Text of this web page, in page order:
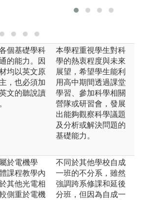
個基礎學科
的能力。因
均以英文原
，也必須加
文的聽說讀
本學程重視學生對科
學的熱衷程度與未來
展望，希望學生能利
用高中期間透過課堂
學習、參加科學相關
營隊或研習會，發展
出能夠觀察科學議題
及分析或解決問題的
基礎能力。
於電機學
課程教學內
其他光電相
側重於電機
不同於其他學校自成
一班的不分系，雖然
強調跨系修課和延後
分班，但因為自成一